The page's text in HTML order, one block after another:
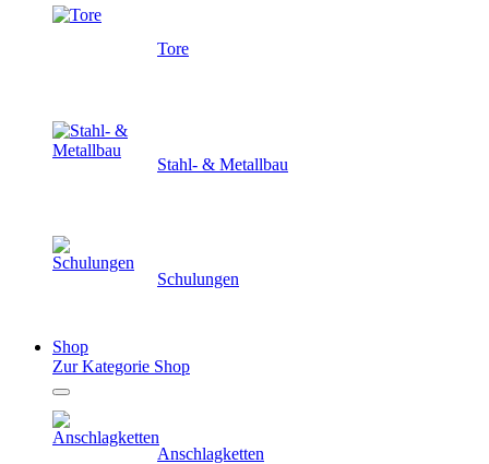
Tore
Stahl- & Metallbau
Schulungen
Shop
Zur Kategorie Shop
Anschlagketten